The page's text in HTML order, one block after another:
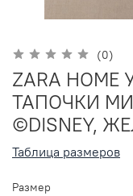
(0)
ZARA
ТАПОЧКИ
©DISNEY,
Таблица размеров
Размер